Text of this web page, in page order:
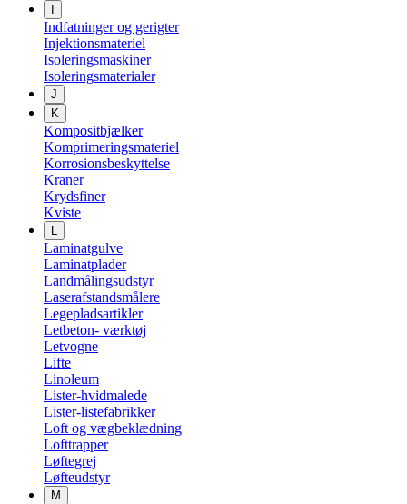
Indfatninger og gerigter
Injektionsmateriel
Isoleringsmaskiner
Isoleringsmaterialer
J
K
Kompositbjælker
Komprimeringsmateriel
Korrosionsbeskyttelse
Kraner
Krydsfiner
Kviste
L
Laminatgulve
Laminatplader
Landmålingsudstyr
Laserafstandsmålere
Legepladsartikler
Letbeton- værktøj
Letvogne
Lifte
Linoleum
Lister-hvidmalede
Lister-listefabrikker
Loft og vægbeklædning
Lofttrapper
Løftegrej
Løfteudstyr
M